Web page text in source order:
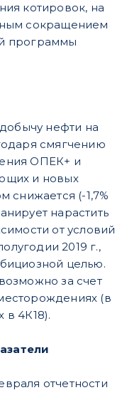
котировок, на
сокращением
программы
нефти на
смягчению
ОПЕК+ и
и новых
снижается (-1,7%
нарастить
от условий
2019 г.,
целью.
за счет
(в
в 4К18).
отчетности